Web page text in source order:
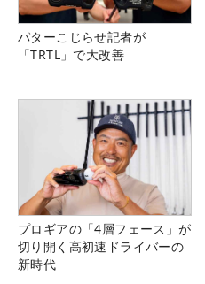
パターこじらせ記者が
「TRTL」で大改善
プロギアの「4層フェース」が
切り開く高初速ドライバーの
新時代